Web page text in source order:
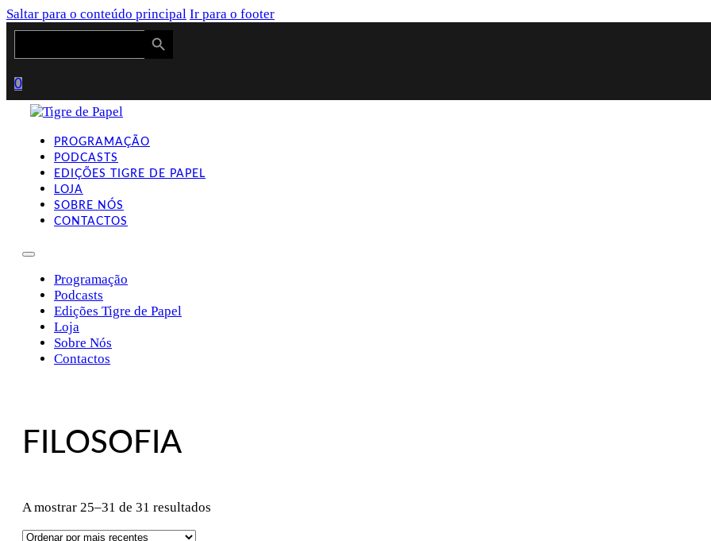
Saltar para o conteúdo principal Ir para o footer
Search
Search Button
0
PROGRAMAÇÃO
PODCASTS
EDIÇÕES TIGRE DE PAPEL
LOJA
SOBRE NÓS
CONTACTOS
Programação
Podcasts
Edições Tigre de Papel
Loja
Sobre Nós
Contactos
FILOSOFIA
A mostrar 25–31 de 31 resultados